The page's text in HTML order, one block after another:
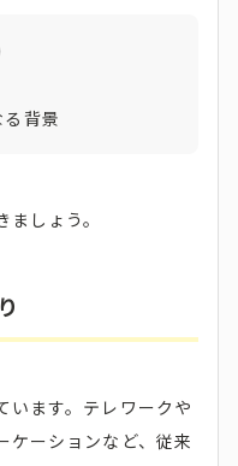
背景
しょう。
います。テレワークや
ケーションなど、従来